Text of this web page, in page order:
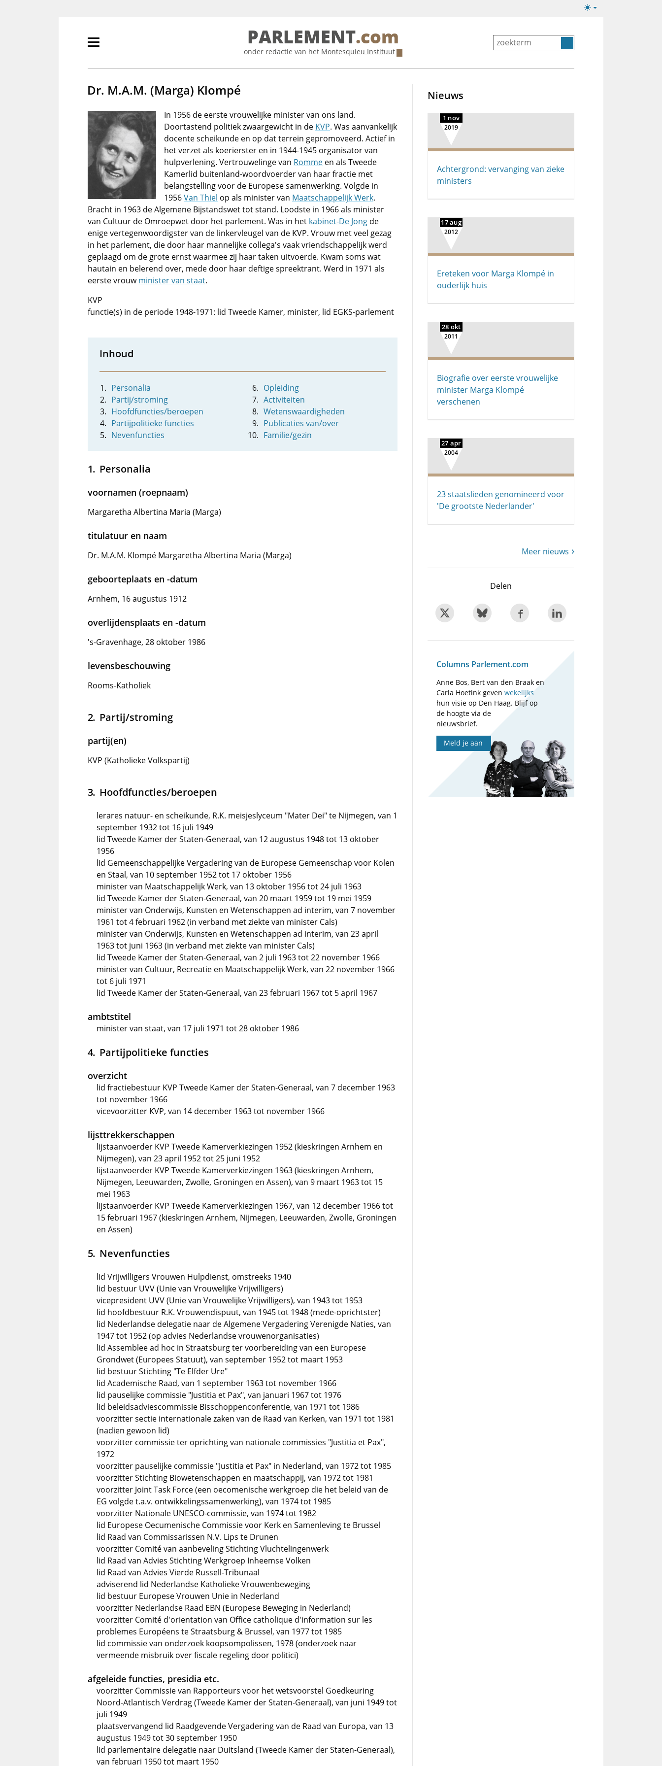
Lichte/donkere
Primair
tonen/verbergen
PARLEMENT.com
onder redactie van het Montesquieu Instituut
Dr. M.A.M. (Marga) Klompé
In 1956 de eerste vrouwelijke minister van ons land.
Doortastend politiek zwaargewicht in de KVP. Was aanvankelijk
docente scheikunde en op dat terrein gepromoveerd. Actief in
het verzet als koerierster en in 1944-1945 organisator van
hulpverlening. Vertrouwelinge van Romme en als Tweede
Kamerlid buitenland-woordvoerder van haar fractie met
belangstelling voor de Europese samenwerking. Volgde in
1956Van Thiel op als minister van Maatschappelijk Werk.
Bracht in 1963 de Algemene Bijstandswet tot stand. Loodste in 1966 als minister
van Cultuur de Omroepwet door het parlement. Was in het kabinet-De Jong de
enige vertegenwoordigster van de linkervleugel van de KVP. Vrouw met veel gezag
in het parlement, die door haar mannelijke collega's vaak vriendschappelijk werd
geplaagd om de grote ernst waarmee zij haar taken uitvoerde. Kwam soms wat
hautain en belerend over, mede door haar deftige spreektrant. Werd in 1971 als
eerste vrouwminister van staat.
KVP
functie(s) in de periode 1948-1971: lid Tweede Kamer, minister, lid EGKS-parlement
Inhoud
Personalia
Partij/stroming
Hoofdfuncties/beroepen
Partijpolitieke functies
Nevenfuncties
Opleiding
Activiteiten
Wetenswaardigheden
Publicaties van/over
Familie/gezin
Personalia
voornamen (roepnaam)
Margaretha Albertina Maria (Marga)
titulatuur en naam
Dr. M.A.M. Klompé Margaretha Albertina Maria (Marga)
geboorteplaats en -datum
Arnhem, 16 augustus 1912
overlijdensplaats en -datum
's-Gravenhage, 28 oktober 1986
levensbeschouwing
Rooms-Katholiek
Partij/stroming
partij(en)
KVP (Katholieke Volkspartij)
Hoofdfuncties/beroepen
lerares natuur- en scheikunde, R.K. meisjeslyceum "Mater Dei" te Nijmegen, van 1
september 1932 tot 16 juli 1949
lid Tweede Kamer der Staten-Generaal, van 12 augustus 1948 tot 13 oktober
1956
lid Gemeenschappelijke Vergadering van de Europese Gemeenschap voor Kolen
en Staal, van 10 september 1952 tot 17 oktober 1956
minister van Maatschappelijk Werk, van 13 oktober 1956 tot 24 juli 1963
lid Tweede Kamer der Staten-Generaal, van 20 maart 1959 tot 19 mei 1959
minister van Onderwijs, Kunsten en Wetenschappen ad interim, van 7 november
1961 tot 4 februari 1962 (in verband met ziekte van minister Cals)
minister van Onderwijs, Kunsten en Wetenschappen ad interim, van 23 april
1963 tot juni 1963 (in verband met ziekte van minister Cals)
lid Tweede Kamer der Staten-Generaal, van 2 juli 1963 tot 22 november 1966
minister van Cultuur, Recreatie en Maatschappelijk Werk, van 22 november 1966
tot 6 juli 1971
lid Tweede Kamer der Staten-Generaal, van 23 februari 1967 tot 5 april 1967
ambtstitel
minister van staat, van 17 juli 1971 tot 28 oktober 1986
Partijpolitieke functies
overzicht
lid fractiebestuur KVP Tweede Kamer der Staten-Generaal, van 7 december 1963
tot november 1966
vicevoorzitter KVP, van 14 december 1963 tot november 1966
lijsttrekkerschappen
lijstaanvoerder KVP Tweede Kamerverkiezingen 1952 (kieskringen Arnhem en
Nijmegen), van 23 april 1952 tot 25 juni 1952
lijstaanvoerder KVP Tweede Kamerverkiezingen 1963 (kieskringen Arnhem,
Nijmegen, Leeuwarden, Zwolle, Groningen en Assen), van 9 maart 1963 tot 15
mei 1963
lijstaanvoerder KVP Tweede Kamerverkiezingen 1967, van 12 december 1966 tot
15 februari 1967 (kieskringen Arnhem, Nijmegen, Leeuwarden, Zwolle, Groningen
en Assen)
Nevenfuncties
lid Vrijwilligers Vrouwen Hulpdienst, omstreeks 1940
lid bestuur UVV (Unie van Vrouwelijke Vrijwilligers)
vicepresident UVV (Unie van Vrouwelijke Vrijwilligers), van 1943 tot 1953
lid hoofdbestuur R.K. Vrouwendispuut, van 1945 tot 1948 (mede-oprichtster)
lid Nederlandse delegatie naar de Algemene Vergadering Verenigde Naties, van
1947 tot 1952 (op advies Nederlandse vrouwenorganisaties)
lid Assemblee ad hoc in Straatsburg ter voorbereiding van een Europese
Grondwet (Europees Statuut), van september 1952 tot maart 1953
lid bestuur Stichting "Te Elfder Ure"
lid Academische Raad, van 1 september 1963 tot november 1966
lid pauselijke commissie "Justitia et Pax", van januari 1967 tot 1976
lid beleidsadviescommissie Bisschoppenconferentie, van 1971 tot 1986
voorzitter sectie internationale zaken van de Raad van Kerken, van 1971 tot 1981
(nadien gewoon lid)
voorzitter commissie ter oprichting van nationale commissies "Justitia et Pax",
1972
voorzitter pauselijke commissie "Justitia et Pax" in Nederland, van 1972 tot 1985
voorzitter Stichting Biowetenschappen en maatschappij, van 1972 tot 1981
voorzitter Joint Task Force (een oecomenische werkgroep die het beleid van de
EG volgde t.a.v. ontwikkelingssamenwerking), van 1974 tot 1985
voorzitter Nationale UNESCO-commissie, van 1974 tot 1982
lid Europese Oecumenische Commissie voor Kerk en Samenleving te Brussel
lid Raad van Commissarissen N.V. Lips te Drunen
voorzitter Comité van aanbeveling Stichting Vluchtelingenwerk
lid Raad van Advies Stichting Werkgroep Inheemse Volken
lid Raad van Advies Vierde Russell-Tribunaal
adviserend lid Nederlandse Katholieke Vrouwenbeweging
lid bestuur Europese Vrouwen Unie in Nederland
voorzitter Nederlandse Raad EBN (Europese Beweging in Nederland)
voorzitter Comité d'orientation van Office catholique d'information sur les
problemes Européens te Straatsburg & Brussel, van 1977 tot 1985
lid commissie van onderzoek koopsompolissen, 1978 (onderzoek naar
vermeende misbruik over fiscale regeling door politici)
afgeleide functies, presidia etc.
voorzitter Commissie van Rapporteurs voor het wetsvoorstel Goedkeuring
Noord-Atlantisch Verdrag (Tweede Kamer der Staten-Generaal), van juni 1949 tot
juli 1949
plaatsvervangend lid Raadgevende Vergadering van de Raad van Europa, van 13
augustus 1949 tot 30 september 1950
lid parlementaire delegatie naar Duitsland (Tweede Kamer der Staten-Generaal),
van februari 1950 tot maart 1950
Nieuws
1 nov
2019
Achtergrond: vervanging van zieke
ministers
17 aug
2012
Ereteken voor Marga Klompé in
ouderlijk huis
28 okt
2011
Biografie over eerste vrouwelijke
minister Marga Klompé
verschenen
27 apr
2004
23 staatslieden genomineerd voor
'De grootste Nederlander'
Meer nieuws
Delen
Columns Parlement.com
Anne Bos, Bert van den Braak en
Carla Hoetink gevenwekelijks
hun visie op Den Haag. Blijf op
de hoogte via de
nieuwsbrief.
Meld je aan